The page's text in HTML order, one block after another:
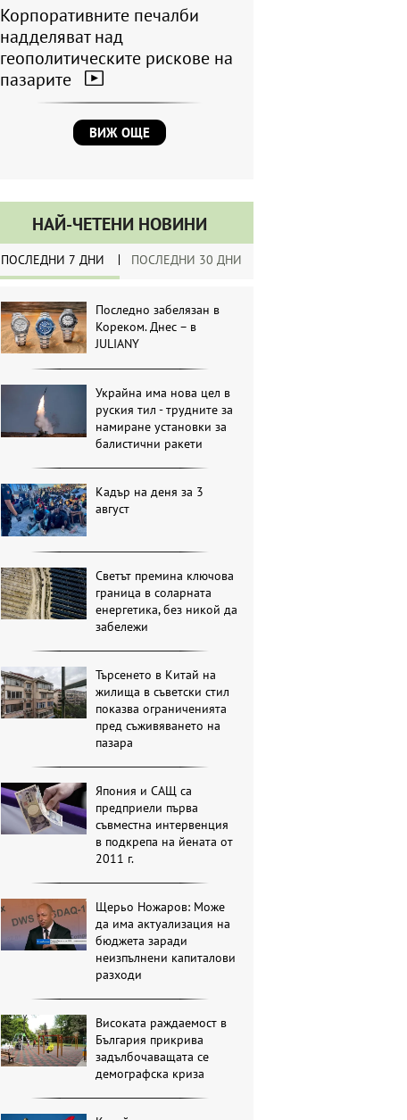
Корпоративните печалби
надделяват над
геополитическите рискове на
пазарите
ВИЖ ОЩЕ
НАЙ-ЧЕТЕНИ НОВИНИ
ПОСЛЕДНИ 7 ДНИ ПОСЛЕДНИ 30 ДНИ
Последно забелязан в
Кореком. Днес – в
JULIANY
Украйна има нова цел в
руския тил - трудните за
намиране установки за
балистични ракети
Кадър на деня за 3
август
Светът премина ключова
граница в соларната
енергетика, без никой да
забележи
Търсенето в Китай на
жилища в съветски стил
показва ограниченията
пред съживяването на
пазара
Япония и САЩ са
предприели първа
съвместна интервенция
в подкрепа на йената от
2011 г.
Щерьо Ножаров: Може
да има актуализация на
бюджета заради
неизпълнени капиталови
разходи
Високата раждаемост в
България прикрива
задълбочаващата се
демографска криза